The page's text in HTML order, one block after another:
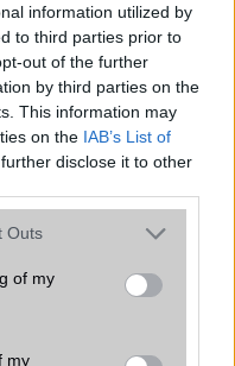
information utilized by
to third parties prior to
out of the further
by third parties on the
This information may
on the IAB’s List of
disclose it to other
one or more Google
You may click to
its third-party tags to
in below Google
Outs
of my
my
jelentették :-) Sokáig kell